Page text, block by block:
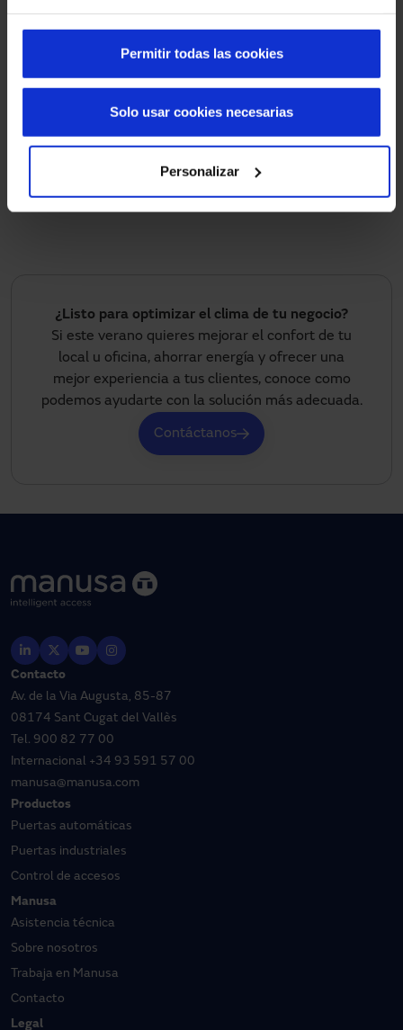
Permitir todas las cookies
Personalizar
Solo usar cookies necesarias
panel de la puerta. Ya sea un panel acanalado horizontal,
un panel de cuarterones o un panel de imitación de
seccionales pueden instalarse en una ampliagama de
y una importante escala de medidas,
buscando la perfecta integración en el espacio
¿Listo para optimizar el clima de tu negocio?
Si este verano quieres mejorar el confort de tu
local u oficina, ahorrar energía y ofrecer una
mejor experiencia a tus clientes, conoce como
podemos ayudarte con la solución más adecuada.
Contáctanos
Contacto
Av. de la Via Augusta, 85-87
08174 Sant Cugat del Vallès
Tel. 900 82 77 00
Internacional +34 93 591 57 00
manusa@manusa.com
Productos
Puertas automáticas
Puertas industriales
Control de accesos
Manusa
Asistencia técnica
Sobre nosotros
Trabaja en Manusa
Contacto
Legal